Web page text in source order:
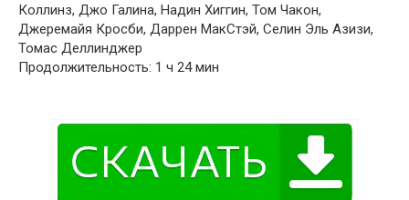
Коллинз, Джо Галина, Надин Хиггин, Том Чакон,
Джеремайя Кросби, Даррен МакСтэй, Селин Эль Азизи,
Томас Деллинджер
Продолжительность: 1 ч 24 мин